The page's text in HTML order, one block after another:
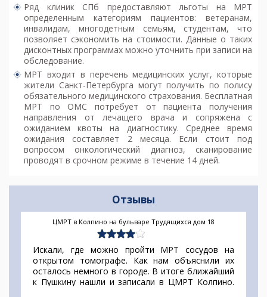
Ряд клиник СПб предоставляют льготы на МРТ
определенным категориям пациентов: ветеранам,
инвалидам, многодетным семьям, студентам, что
позволяет сэкономить на стоимости. Данные о таких
дисконтных программах можно уточнить при записи на
обследование.
МРТ входит в перечень медицинских услуг, которые
жители Санкт-Петербурга могут получить по полису
обязательного медицинского страхования. Бесплатная
МРТ по ОМС потребует от пациента получения
направления от лечащего врача и сопряжена с
ожиданием квоты на диагностику. Среднее время
ожидания составляет 2 месяца. Если стоит под
вопросом онкологический диагноз, сканирование
проводят в срочном режиме в течение 14 дней.
Отзывы
ЦМРТ в Колпино на бульваре Трудящихся дом 18
Искали, где можно пройти МРТ сосудов на
открытом томографе. Как нам объяснили их
осталось немного в городе. В итоге ближайший
к Пушкину нашли и записали в ЦМРТ Колпино.